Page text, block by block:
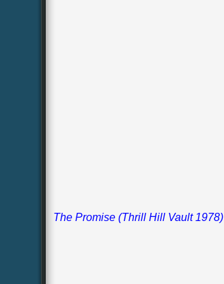
The Promise (Thrill Hill Vault 1978)